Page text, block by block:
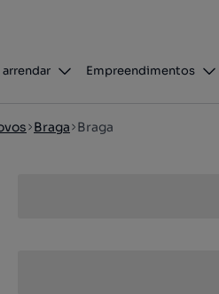
arrendar Empreendimentos
Braga Braga